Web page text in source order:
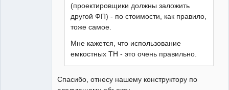
(проектировщики должны заложить
другой ФП) - по стоимости, как правило,
тоже самое.
Мне кажется, что использование
емкостных ТН - это очень правильно.
Спасибо, отнесу нашему конструктору по